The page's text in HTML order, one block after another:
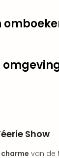
Show
van de